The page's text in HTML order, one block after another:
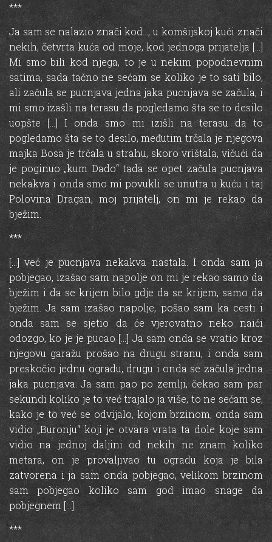
***
Ja sam se nalazio znači kod…, u komšijskoj kući znači
nekih, četvrta kuća od moje, kod jednoga prijatelja […]
Mi smo bili kod njega, to je u nekim popodnevnim
satima, sada tačno ne sećam se koliko je to sati bilo,
ali začula se pucnjava jedna jaka pucnjava se začula, i
mi smo izašli na terasu da pogledamo šta se to desilo
uopšte […] I onda smo mi izišli na terasu da to
pogledamo šta se to desilo, međutim trčala je njegova
majka Bosa je trčala u strahu, skoro vrištala, vičući da
je poginuo „kum Dado“ tada se opet začula pucnjava
nekakva i onda smo mi povukli se unutra u kuću i taj
Polovina Dragan, moj prijatelj, on mi je rekao da
bježim.
***
[…] već je pucnjava nekakva nastala. I onda sam ja
pobjegao, izašao sam napolje on mi je rekao samo da
bježim i da se krijem bilo gdje da se krijem, samo da
bježim. Ja sam izašao napolje, pošao sam ka cesti i
onda sam se sjetio da će vjerovatno neko naići
odozgo, ko je je pucao […] Ja sam onda se vratio kroz
njegovu garažu prošao na drugu stranu, i onda sam
preskočio jednu ogradu, drugu i onda se začula jedna
jaka pucnjava. Ja sam pao po zemlji, čekao sam par
sekundi koliko je to već trajalo ja više, to ne sećam se,
kako je to već se odvijalo, kojom brzinom, onda sam
vidio „Buronju“ koji je otvara vrata ta dole koje sam
vidio na jednoj daljini od nekih ne znam koliko
metara, on je provaljivao tu ogradu koja je bila
zatvorena i ja sam onda pobjegao, velikom brzinom
sam pobjegao koliko sam god imao snage da
pobjegnem […]
***